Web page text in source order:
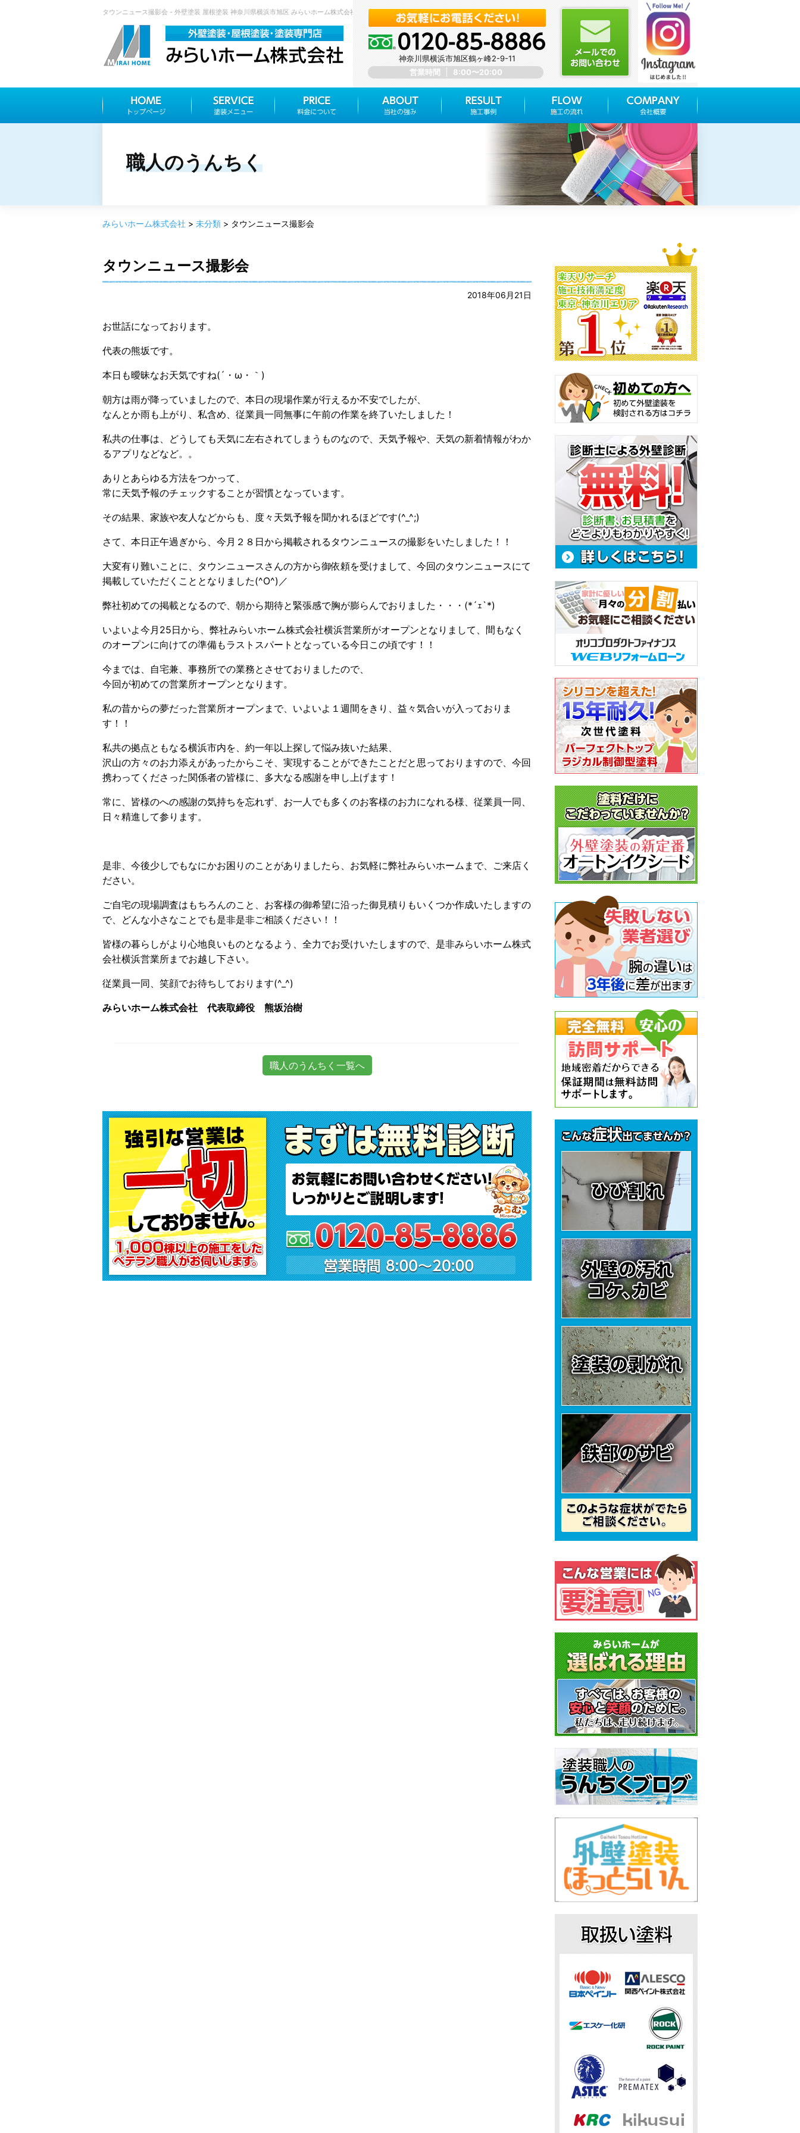
タウンニュース撮影会 - 外壁塗装 屋根塗装 神奈川県横浜市旭区 みらいホーム株式会社
神奈川県横浜市旭区鶴ヶ峰2-9-11
営業時間
8:00〜20:00
職人のうんちく
みらいホーム株式会社 > 未分類 > タウンニュース撮影会
タウンニュース撮影会
2018年06月21日
お世話になっております。
代表の熊坂です。
本日も曖昧なお天気ですね(´・ω・｀)
朝方は雨が降っていましたので、本日の現場作業が行えるか不安でしたが、
なんとか雨も上がり、私含め、従業員一同無事に午前の作業を終了いたしました！
私共の仕事は、どうしても天気に左右されてしまうものなので、天気予報や、天気の新着情報がわか
るアプリなどなど。。
ありとあらゆる方法をつかって、
常に天気予報のチェックすることが習慣となっています。
その結果、家族や友人などからも、度々天気予報を聞かれるほどです(^_^;)
さて、本日正午過ぎから、今月２８日から掲載されるタウンニュースの撮影をいたしました！！
大変有り難いことに、タウンニュースさんの方から御依頼を受けまして、今回のタウンニュースにて
掲載していただくこととなりました(^O^)／
弊社初めての掲載となるので、朝から期待と緊張感で胸が膨らんでおりました・・・(*´ｪ`*)
いよいよ今月25日から、弊社みらいホーム株式会社横浜営業所がオープンとなりまして、間もなく
のオープンに向けての準備もラストスパートとなっている今日この頃です！！
今までは、自宅兼、事務所での業務とさせておりましたので、
今回が初めての営業所オープンとなります。
私の昔からの夢だった営業所オープンまで、いよいよ１週間をきり、益々気合いが入っておりま
す！！
私共の拠点ともなる横浜市内を、約一年以上探して悩み抜いた結果、
沢山の方々のお力添えがあったからこそ、実現することができたことだと思っておりますので、今回
携わってくださった関係者の皆様に、多大なる感謝を申し上げます！
常に、皆様のへの感謝の気持ちを忘れず、お一人でも多くのお客様のお力になれる様、従業員一同、
日々精進して参ります。
是非、今後少しでもなにかお困りのことがありましたら、お気軽に弊社みらいホームまで、ご来店く
ださい。
ご自宅の現場調査はもちろんのこと、お客様の御希望に沿った御見積りもいくつか作成いたしますの
で、どんな小さなことでも是非是非ご相談ください！！
皆様の暮らしがより心地良いものとなるよう、全力でお受けいたしますので、是非みらいホーム株式
会社横浜営業所までお越し下さい。
従業員一同、笑顔でお待ちしております(^_^)
みらいホーム株式会社 代表取締役 熊坂治樹
職人のうんちく一覧へ